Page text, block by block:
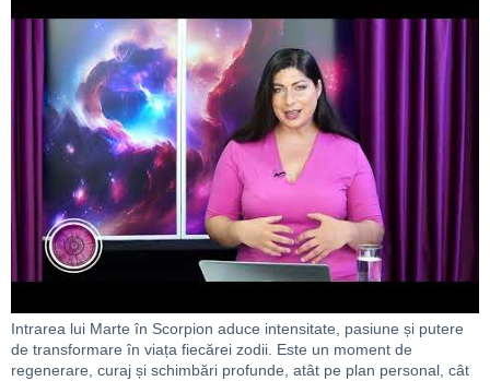
Intrarea lui Marte în Scorpion aduce intensitate, pasiune și putere
de transformare în viața fiecărei zodii. Este un moment de
regenerare, curaj și schimbări profunde, atât pe plan personal, cât